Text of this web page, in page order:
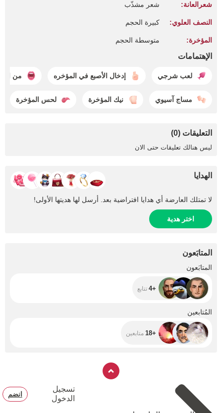
شعرالعانة: شعر مشذّب
النصف العلوي: كبيرة الحجم
المؤخرة: متوسطة الحجم
الإهتمامات
لعب شرجي إدخال الأصبع في المؤخره من
مساج آسيوي نيك المؤخرة لحس المؤخرة
التعليقات (0)
ليس هنالك تعليقات حتى الان
الهدايا
لا تمتلك العارضة أي هدايا افتراضية بعد. أرسل لها هديتها الأولى!
اختر هدية
المتابَعون
المتابَعون
+4 تتابع
المُتابعين
+18 متابعين
تسجيل
الدخول
انضم